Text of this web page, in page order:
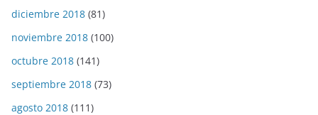
diciembre 2018 (81)
noviembre 2018 (100)
octubre 2018 (141)
septiembre 2018 (73)
agosto 2018 (111)